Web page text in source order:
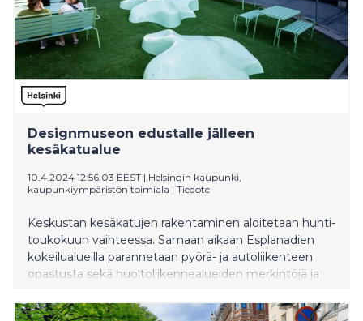
Designmuseon edustalle jälleen
kesäkatualue
10.4.2024 12:56:03 EEST | Helsingin kaupunki,
kaupunkiympäristön toimiala | Tiedote
Keskustan kesäkatujen rakentaminen aloitetaan huhti-
toukokuun vaihteessa. Samaan aikaan Esplanadien
kokeilualueilla parannetaan pyörä- ja autoliikenteen
opastusta sekä huoltoliikennealueiden merkintöjä ja